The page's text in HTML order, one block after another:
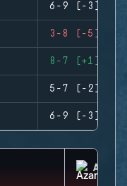
6-9 (-3)
3-8 (-5)
8-7 (+1)
5-7 (-2)
6-9 (-3)
AZAMI